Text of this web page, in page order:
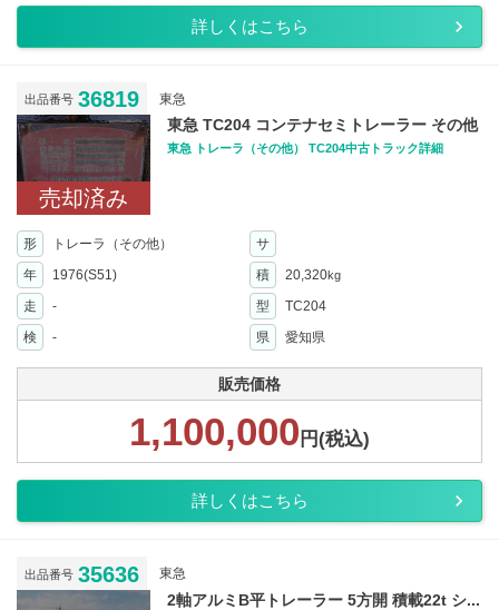
詳しくはこちら
出品番号 36819 東急
売却済み
東急 TC204 コンテナセミトレーラー その他
東急 トレーラ（その他） TC204中古トラック詳細
形 トレーラ（その他）
サ
年
1976(S51) 積 20,320kg
走 - 型
TC204
検
- 県 愛知県
販売価格
1,100,000 円(税込)
詳しくはこちら
出品番号 35636 東急
2軸アルミB平トレーラー 5方開 積載22t シ...